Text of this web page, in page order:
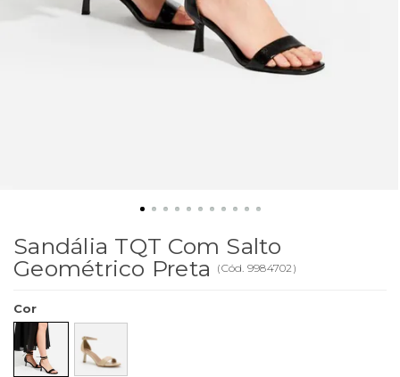
Sandália TQT Com Salto
Geométrico Preta
(Cód. 9984702 )
Cor